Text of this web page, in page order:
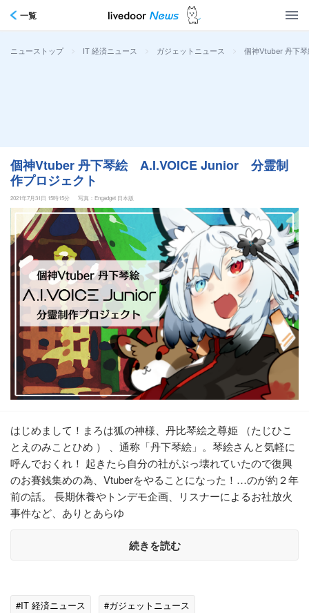
一覧
ニューストップ > IT 経済ニュース > ガジェットニュース > 個神Vtuber 丹下
個神Vtuber 丹下琴絵 A.I.VOICE Junior 分霊制
作プロジェクト
2021年7月31日 15時15分 写真：Engadget 日本版
はじめまして！まろは狐の神様、丹比琴絵之尊姫 （たじひこ
とえのみことひめ ） 、通称「丹下琴絵」。琴絵さんと気軽に
呼んでおくれ！ 起きたら自分の社がぶっ壊れていたので復興
のお賽銭集めの為、Vtuberをやることになった！…のが約２年
前の話。 長期休養やトンデモ企画、リスナーによるお社放火
事件など、ありとあらゆ
続きを読む
#IT 経済ニュース #ガジェットニュース